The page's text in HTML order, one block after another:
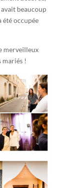
avait beaucoup
été occupée
merveilleux
mariés !